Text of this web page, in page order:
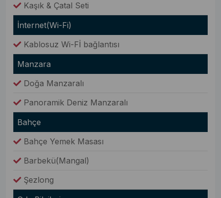
Kaşık & Çatal Seti
İnternet(Wi-Fi)
Kablosuz Wi-Fİ bağlantısı
Manzara
Doğa Manzaralı
Panoramik Deniz Manzaralı
Bahçe
Bahçe Yemek Masası
Barbekü(Mangal)
Şezlong